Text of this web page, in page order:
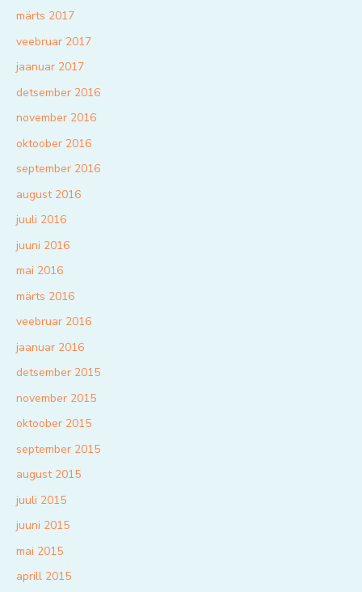
märts 2017
veebruar 2017
jaanuar 2017
detsember 2016
november 2016
oktoober 2016
september 2016
august 2016
juuli 2016
juuni 2016
mai 2016
märts 2016
veebruar 2016
jaanuar 2016
detsember 2015
november 2015
oktoober 2015
september 2015
august 2015
juuli 2015
juuni 2015
mai 2015
aprill 2015